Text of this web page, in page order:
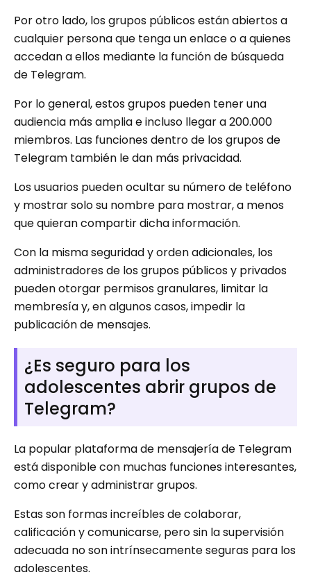
Por otro lado, los grupos públicos están abiertos a
cualquier persona que tenga un enlace o a quienes
accedan a ellos mediante la función de búsqueda
de Telegram.
Por lo general, estos grupos pueden tener una
audiencia más amplia e incluso llegar a 200.000
miembros. Las funciones dentro de los grupos de
Telegram también le dan más privacidad.
Los usuarios pueden ocultar su número de teléfono
y mostrar solo su nombre para mostrar, a menos
que quieran compartir dicha información.
Con la misma seguridad y orden adicionales, los
administradores de los grupos públicos y privados
pueden otorgar permisos granulares, limitar la
membresía y, en algunos casos, impedir la
publicación de mensajes.
¿Es seguro para los
adolescentes abrir grupos de
Telegram?
La popular plataforma de mensajería de Telegram
está disponible con muchas funciones interesantes,
como crear y administrar grupos.
Estas son formas increíbles de colaborar,
calificación y comunicarse, pero sin la supervisión
adecuada no son intrínsecamente seguras para los
adolescentes.